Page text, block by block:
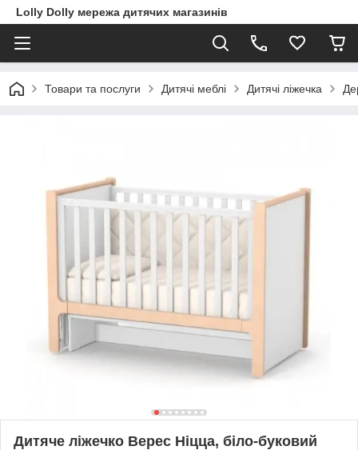
Lolly Dolly мережа дитячих магазинів
Товари та послуги Дитячі меблі Дитячі ліжечка
Дитяче ліжечко Верес Ніцца, біло-буковий